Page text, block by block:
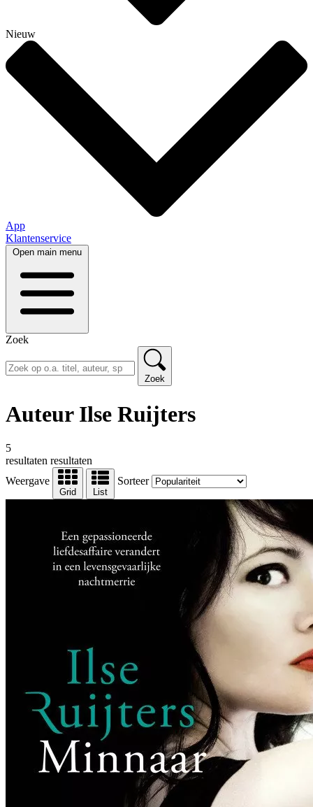
Nieuw
App
Klantenservice
Open main menu
Zoek
Zoek
Auteur Ilse Ruijters
5
resultaten resultaten
Weergave
Grid List
Sorteer